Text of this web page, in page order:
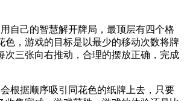
己的智慧解开牌局，最顶层有四个格
色，游戏的目标是以最少的移动次数将牌
次三张向右推动，合理的摆放正确，完成
据顺序吸引同花色的纸牌上去，只要